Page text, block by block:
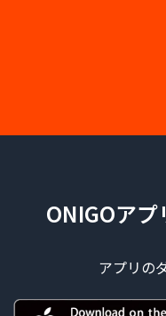
ONIGOア
アプリの